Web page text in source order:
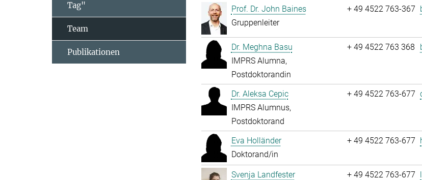
Prof. Dr. John Baines
Gruppenleiter
+ 49 4522 763-367
Dr. Meghna Basu
IMPRS Alumna,
Postdoktorandin
+ 49 4522 763 368
Dr. Aleksa Cepic
IMPRS Alumnus,
Postdoktorand
+ 49 4522 763-677
Eva Holländer
Doktorand/in
+ 49 4522 763-677
Svenja Landfester
+ 49 4522 763-677
Tag"
Team
Publikationen